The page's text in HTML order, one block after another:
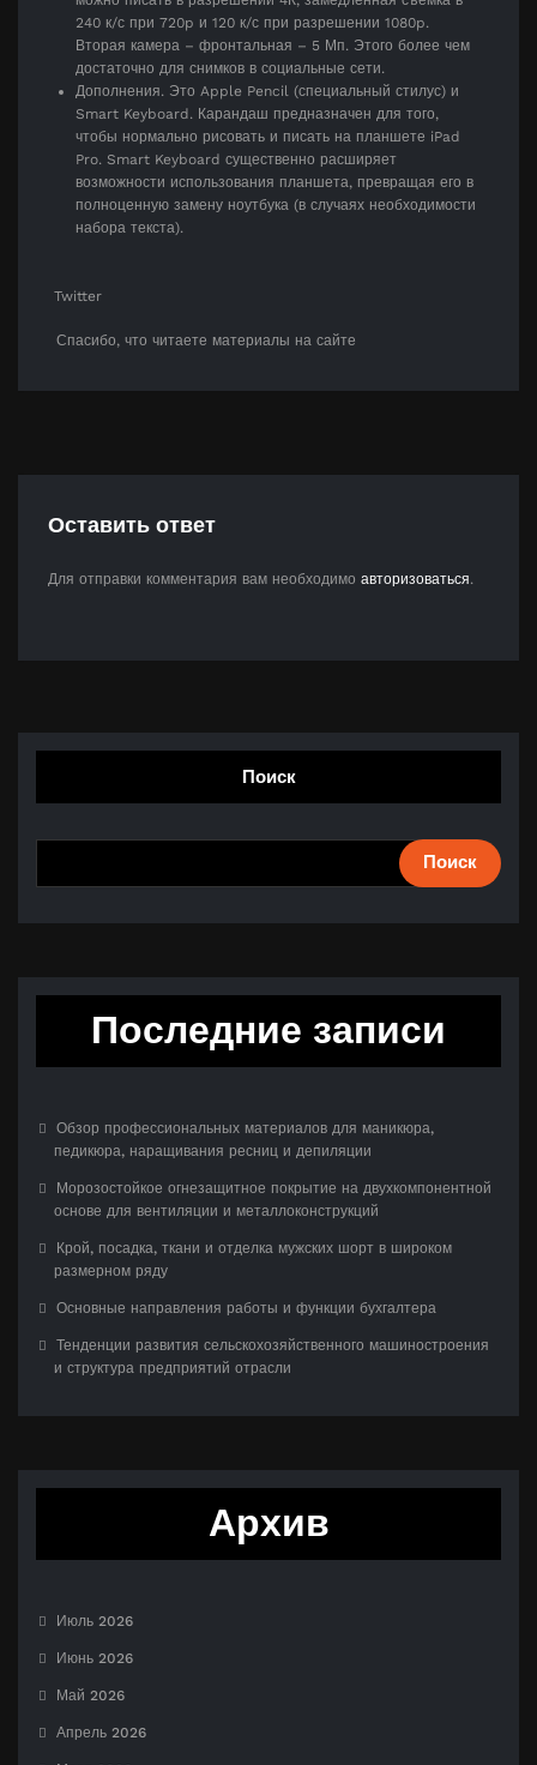
240 к/с при 720p и 120 к/с при разрешении 1080p.
Вторая камера – фронтальная – 5 Мп. Этого более чем
достаточно для снимков в социальные сети.
Дополнения. Это Apple Pencil (специальный стилус) и
Smart Keyboard. Карандаш предназначен для того,
чтобы нормально рисовать и писать на планшете iPad
Pro. Smart Keyboard существенно расширяет
возможности использования планшета, превращая его в
полноценную замену ноутбука (в случаях необходимости
набора текста).
Twitter
Спасибо, что читаете материалы на сайте
Оставить ответ
Для отправки комментария вам необходимо авторизоваться.
Поиск
Поиск
Последние записи
Обзор профессиональных материалов для маникюра,
педикюра, наращивания ресниц и депиляции
Морозостойкое огнезащитное покрытие на двухкомпонентной
основе для вентиляции и металлоконструкций
Крой, посадка, ткани и отделка мужских шорт в широком
размерном ряду
Основные направления работы и функции бухгалтера
Тенденции развития сельскохозяйственного машиностроения
и структура предприятий отрасли
Архив
Июль 2026
Июнь 2026
Май 2026
Апрель 2026